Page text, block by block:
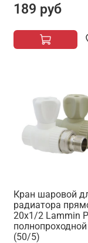
189 руб
Кран шаровой
радиатора
20х1/2 Lammin
(50/5)